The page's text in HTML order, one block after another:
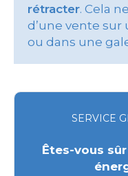
rétracter. Cela
d’une vente sur
ou dans une
SERVICE
Êtes-vous